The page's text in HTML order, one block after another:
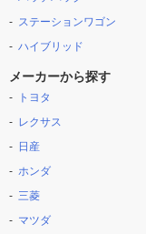
ステーションワゴン
ハイブリッド
メーカーから探す
トヨタ
レクサス
日産
ホンダ
三菱
マツダ